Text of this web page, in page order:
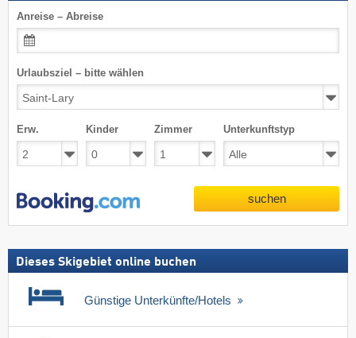
Anreise – Abreise
Urlaubsziel – bitte wählen
Erw. Kinder Zimmer Unterkunftstyp
suchen
Dieses Skigebiet online buchen
Günstige Unterkünfte/Hotels